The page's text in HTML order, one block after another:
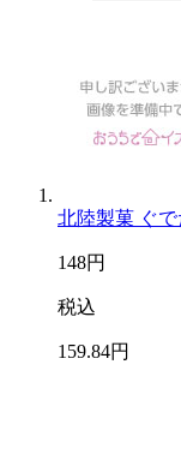
北陸製菓 ぐ
148円
税込
159.84円